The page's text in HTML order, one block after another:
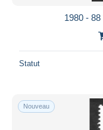
1980 -
Statut
Nouveau